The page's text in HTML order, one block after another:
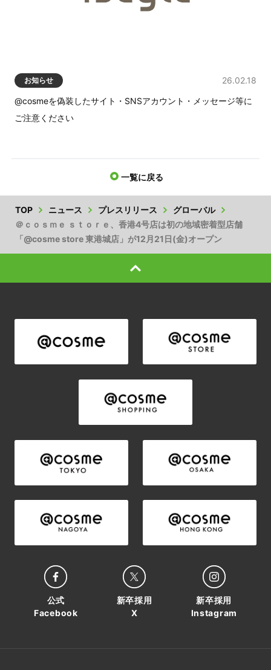
お知らせ
26.02.18
@cosmeを偽装したサイト・SNSアカウント・メッセージ等に
ご注意ください
一覧に戻る
TOP ニュース プレスリリース
グローバル
＠ｃｏｓｍｅ ｓｔｏｒｅ、香港4号店は初の地域密着型店舗
「@cosme store 東港城店」が12月21日(金)オープン
公式
Facebook
新卒採用
X
新卒採用
Instagram